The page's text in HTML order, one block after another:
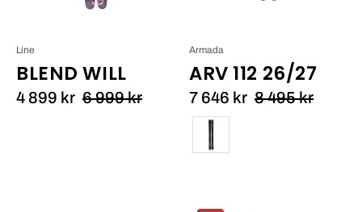
BLEND WILL
Line
4 899 kr 6 999 kr
ARV 112 26/27
Armada
7 646 kr 8 495 kr
Färg